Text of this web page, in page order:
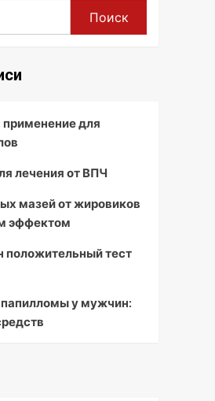
Поиск
для
лечения от ВПЧ
мазей от жировиков
эффектом
положительный тест
папилломы у мужчин: